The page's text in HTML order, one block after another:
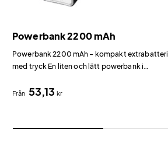
Powerbank 2200 mAh
Powerbank 2200 mAh – kompakt extrabatteri
med tryck En liten och lätt powerbank i
telefonen när det behövs som mest.
Från 53,13kr